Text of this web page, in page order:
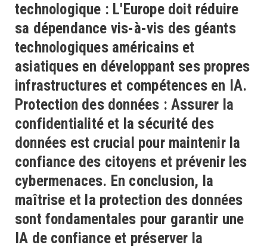
technologique : L'Europe doit réduire
sa dépendance vis-à-vis des géants
technologiques américains et
asiatiques en développant ses propres
infrastructures et compétences en IA.
Protection des données : Assurer la
confidentialité et la sécurité des
données est crucial pour maintenir la
confiance des citoyens et prévenir les
cybermenaces. En conclusion, la
maîtrise et la protection des données
sont fondamentales pour garantir une
IA de confiance et préserver la